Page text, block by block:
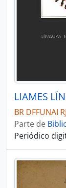
BR DFFUNAI
Parte de
Periódico